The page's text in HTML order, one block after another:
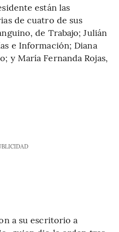
están las
de cuatro de sus
de Trabajo; Julián
e Información; Diana
y María Fernanda Rojas,
a su escritorio a